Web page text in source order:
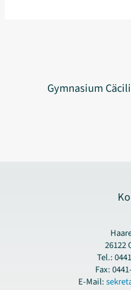
Gymnasium
26122
Tel.:
Fax:
E-Mail: